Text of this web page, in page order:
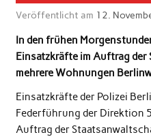
Veröffentlicht am 12.
In den frühen
Einsatzkräfte im Auftrag
mehrere Wohnungen
Einsatzkräfte der Polizei
Federführung der Direktion
Auftrag der